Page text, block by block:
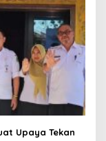
Upaya Tekan